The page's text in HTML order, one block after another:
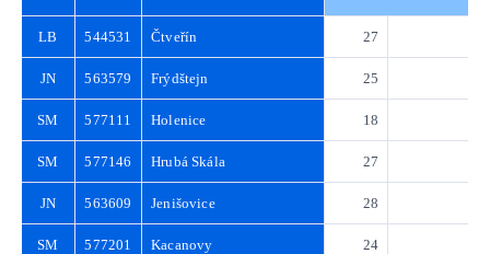
LB 544531 Čtveřín 27
JN 563579 Frýdštejn 25
SM 577111 Holenice 18
SM 577146 Hrubá Skála 27
JN 563609 Jenišovice 28
SM 577201 Kacanovy 24